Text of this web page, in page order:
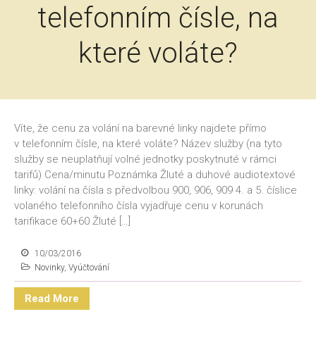
telefonním čísle, na
které voláte?
Víte, že cenu za volání na barevné linky najdete přímo
v telefonním čísle, na které voláte? Název služby (na tyto
služby se neuplatňují volné jednotky poskytnuté v rámci
tarifů) Cena/minutu Poznámka Žluté a duhové audiotextové
linky: volání na čísla s předvolbou 900, 906, 909 4. a 5. číslice
volaného telefonního čísla vyjadřuje cenu v korunách
tarifikace 60+60 Žluté […]
10/03/2016
Novinky, Vyúčtování
Read More